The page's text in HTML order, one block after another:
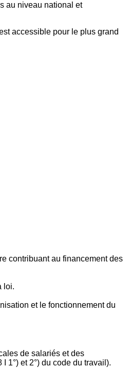
au niveau national et
accessible pour le plus grand
contribuant au financement des
loi.
et le fonctionnement du
de salariés et des
1°) et 2°) du code du travail).